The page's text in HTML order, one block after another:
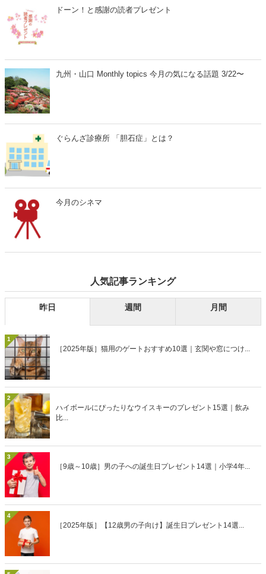
中村鴈治郎による珠玉の舞台を、映画館の大スクリーンで堪能できる
貴重な機会です。さらに、話題となった映画『国宝』でも注目を集め
ドーン！と感謝の読者プレゼント
九州・山口 Monthly topics 今月の気になる話題 3/22〜
ぐらんざ診療所 「胆石症」とは？
今月のシネマ
人気記事ランキング
昨日 週間 月間
1
［2025年版］猫用のゲートおすすめ10選｜玄関や窓につけ...
2
ハイボールにぴったりなウイスキーのプレゼント15選｜飲み
比...
3
［9歳～10歳］男の子への誕生日プレゼント14選｜小学4年...
4
［2025年版］【12歳男の子向け】誕生日プレゼント14選...